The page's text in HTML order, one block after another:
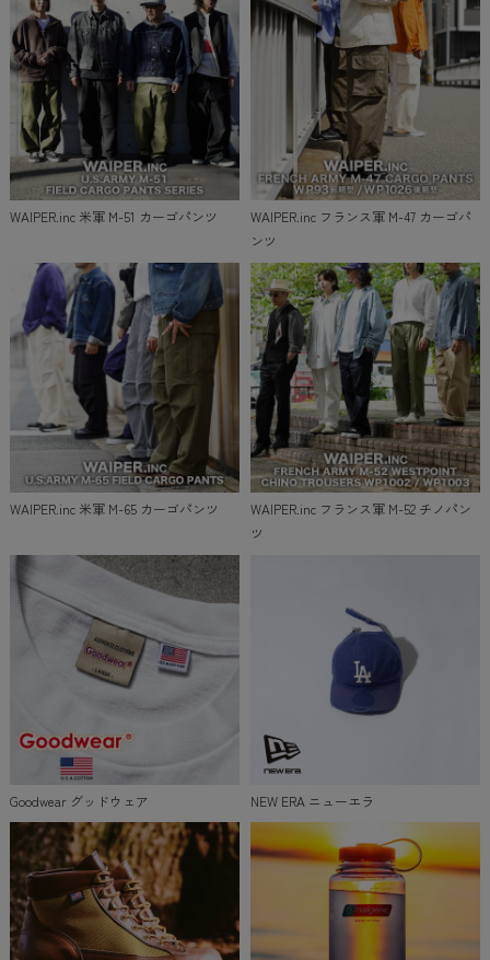
WAIPER.inc 米軍 M-51 カーゴパンツ
WAIPER.inc フランス軍 M-47 カーゴパ
ンツ
WAIPER.inc 米軍 M-65 カーゴパンツ
WAIPER.inc フランス軍 M-52 チノパン
ツ
Goodwear グッドウェア NEW ERA ニューエラ